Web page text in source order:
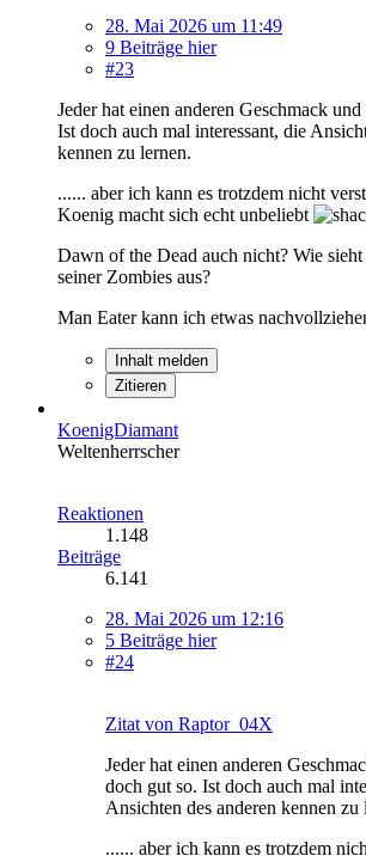
28. Mai 2026 um 11:49
9 Beiträge hier
#23
Jeder hat einen anderen Geschmack
Ist doch auch mal interessant, die
kennen zu lernen.
...... aber ich kann es trotzdem nicht
Koenig macht sich echt unbeliebt
Dawn of the Dead auch nicht? Wie sieht
seiner Zombies aus?
Man Eater kann ich etwas
Inhalt melden
Zitieren
KoenigDiamant
Weltenherrscher
Reaktionen
1.148
Beiträge
6.141
28. Mai 2026 um 12:16
5 Beiträge hier
#24
Zitat von Raptor_04X
Jeder hat einen anderen
doch gut so. Ist doch auch mal
Ansichten des anderen kennen zu
...... aber ich kann es trotzdem